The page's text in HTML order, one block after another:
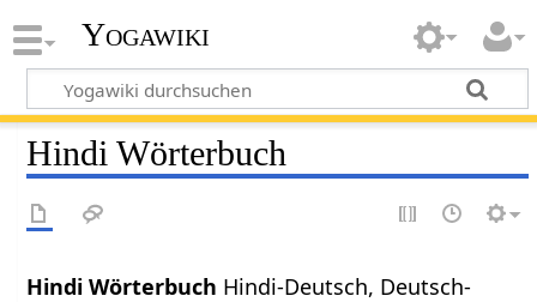
Yogawiki
Hindi Wörterbuch
Hindi Wörterbuch Hindi-Deutsch, Deutsch-